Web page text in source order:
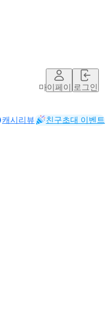
마이페이지로그인
캐시리뷰 친구초대 이벤트